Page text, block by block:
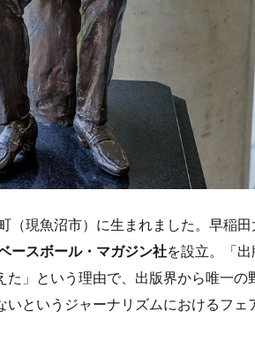
（現魚沼市）に生まれました。早稲
ースボール・マガジン社を設立。「
」という理由で、出版界から唯一
というジャーナリズムにおけるフ